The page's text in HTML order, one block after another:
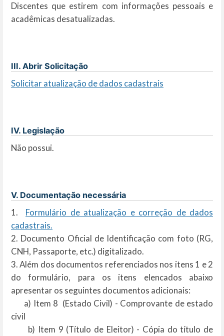
Discentes que estirem com informações pessoais e
acadêmicas desatualizadas.
III. Abrir Solicitação
Solicitar atualização de dados cadastrais
IV. Legislação
Não possui.
V. Documentação necessária
1. Formulário de atualização e correção de dados
cadastrais.
2. Documento Oficial de Identificação com foto (RG,
CNH, Passaporte, etc.) digitalizado.
3. Além dos documentos referenciados nos itens 1 e 2
do formulário, para os itens elencados abaixo
apresentar os seguintes documentos adicionais:
a) Item 8 (Estado Civil) - Comprovante de estado
civil
b) Item 9 (Título de Eleitor) - Cópia do título de